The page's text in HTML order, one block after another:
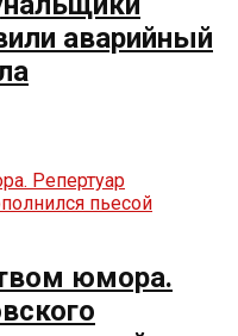
аварийный
юмора.